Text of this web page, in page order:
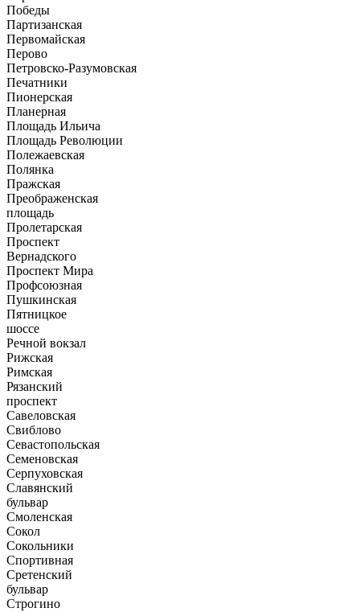
Победы
Партизанская
Первомайская
Перово
Петровско-Разумовская
Печатники
Пионерская
Планерная
Площадь Ильича
Площадь Революции
Полежаевская
Полянка
Пражская
Преображенская
площадь
Пролетарская
Проспект
Вернадского
Проспект Мира
Профсоюзная
Пушкинская
Пятницкое
шоссе
Речной вокзал
Рижская
Римская
Рязанский
проспект
Савеловская
Свиблово
Севастопольская
Семеновская
Серпуховская
Славянский
бульвар
Смоленская
Сокол
Сокольники
Спортивная
Сретенский
бульвар
Строгино